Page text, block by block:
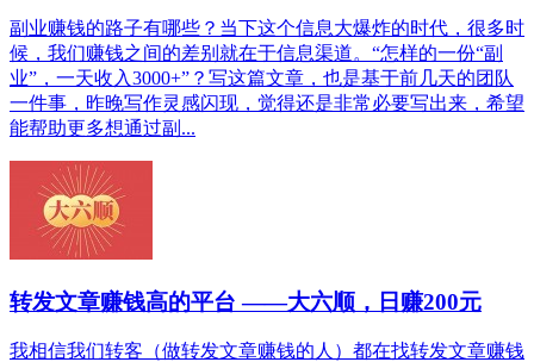
副业赚钱的路子有哪些？当下这个信息大爆炸的时代，很多时
候，我们赚钱之间的差别就在于信息渠道。“怎样的一份“副
业”，一天收入3000+”？写这篇文章，也是基于前几天的团队
一件事，昨晚写作灵感闪现，觉得还是非常必要写出来，希望
能帮助更多想通过副...
转发文章赚钱高的平台 ——大六顺，日赚200元
我相信我们转客（做转发文章赚钱的人）都在找转发文章赚钱